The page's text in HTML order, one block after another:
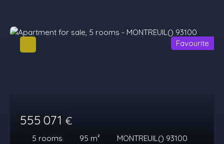
555 071 €
5 rooms 95 m² MONTREUIL() 93100
Favourite